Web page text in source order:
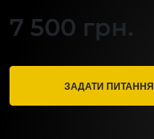
7 500 грн.
ЗАДАТИ ПИТАННЯ